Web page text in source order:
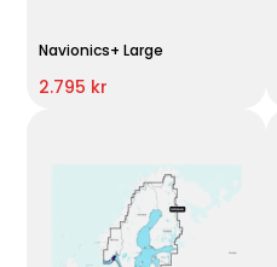
Navionics+ Large
2.795 kr